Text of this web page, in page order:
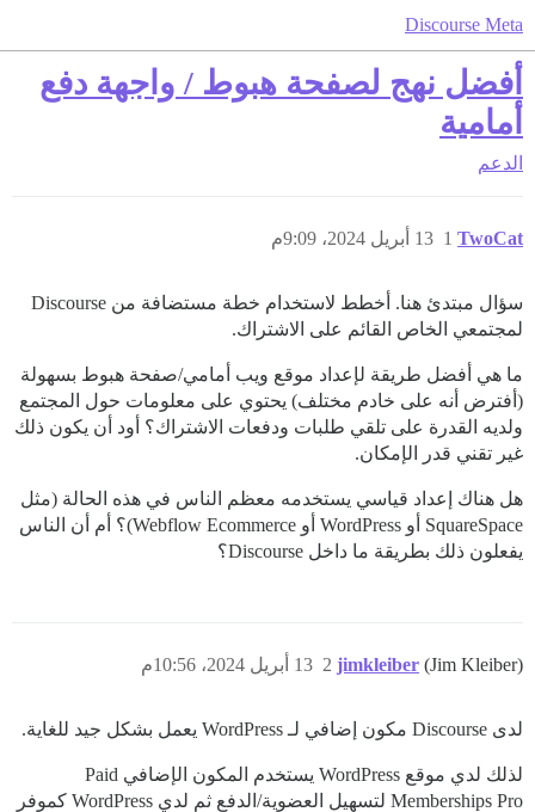
Discourse Meta
أفضل نهج لصفحة هبوط / واجهة دفع
أمامية
الدعم
TwoCat 13 أبريل 2024، 9:09م 1
سؤال مبتدئ هنا. أخطط لاستخدام خطة مستضافة من Discourse
لمجتمعي الخاص القائم على الاشتراك.
ما هي أفضل طريقة لإعداد موقع ويب أمامي/صفحة هبوط بسهولة
(أفترض أنه على خادم مختلف) يحتوي على معلومات حول المجتمع
ولديه القدرة على تلقي طلبات ودفعات الاشتراك؟ أود أن يكون ذلك
غير تقني قدر الإمكان.
هل هناك إعداد قياسي يستخدمه معظم الناس في هذه الحالة (مثل
SquareSpace أو WordPress أو Webflow Ecommerce)؟ أم أن الناس
يفعلون ذلك بطريقة ما داخل Discourse؟
jimkleiber (Jim Kleiber) 13 أبريل 2024، 10:56م 2
لدى Discourse مكون إضافي لـ WordPress يعمل بشكل جيد للغاية.
لذلك لدي موقع WordPress يستخدم المكون الإضافي Paid
Memberships Pro لتسهيل العضوية/الدفع ثم لدي WordPress كموفر